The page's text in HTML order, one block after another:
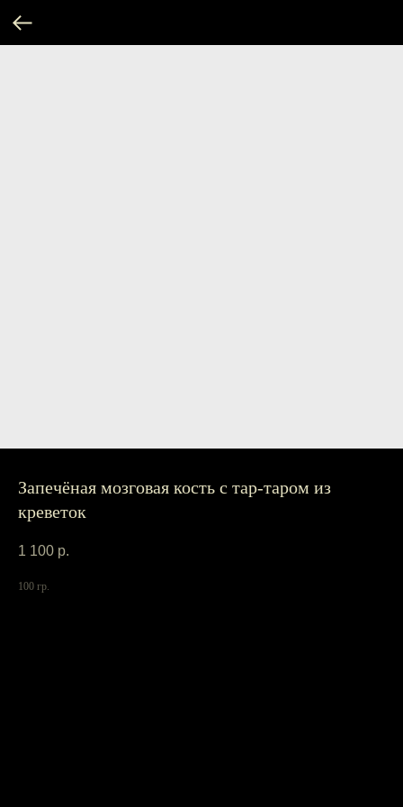
Запечёная мозговая кость с тар-таром из
креветок
1 100 р.
100 гр.